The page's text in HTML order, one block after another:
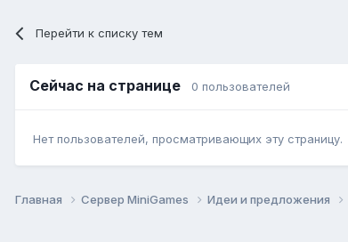
Перейти к списку тем
Сейчас на странице 0 пользователей
Нет пользователей, просматривающих эту страницу.
Главная Сервер MiniGames Идеи и предложения